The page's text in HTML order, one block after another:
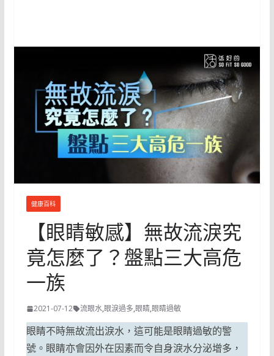
健康百科
【眼睛敏感】無故流淚究
竟怎麼了？盤點三大高危
一族
2021-07-12 流眼水,眼淚過多,眼睛,眼睛過敏
眼睛不時無故流出淚水，這可能是眼睛過敏的警
號。眼睛亦會因外在因素而令自身淚水分泌增多，